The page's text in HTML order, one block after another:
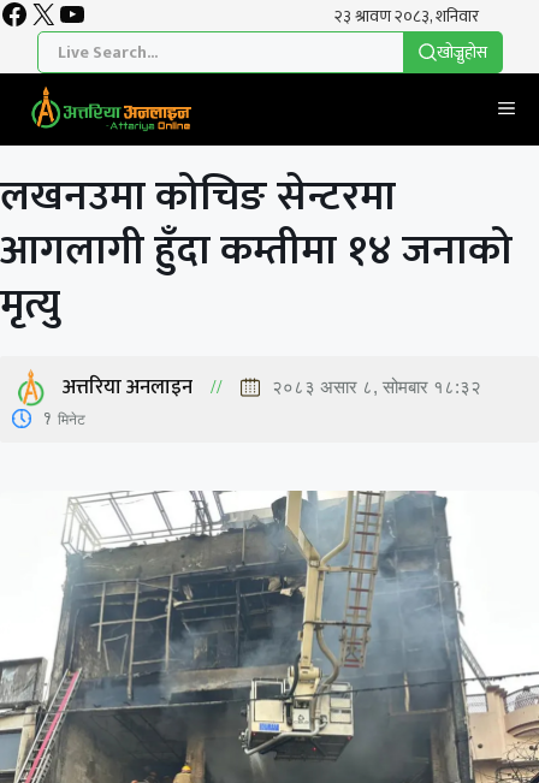
Skip
content
Facebook
X YouTube
खाेज्नुहाेस
लखनउमा कोचिङ सेन्टरमा
आगलागी हुँदा कम्तीमा १४ जनाको
मृत्यु
अत्तरिया अनलाइन २०८३ असार ८, सोमबार १८:३२
1 मिनेट